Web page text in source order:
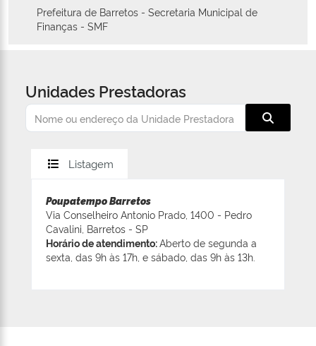
Prefeitura de Barretos - Secretaria Municipal de
Finanças - SMF
Unidades Prestadoras
Listagem
Poupatempo Barretos
Via Conselheiro Antonio Prado, 1400 - Pedro
Cavalini, Barretos - SP
Horário de atendimento:Aberto de segunda a
sexta, das 9h às 17h, e sábado, das 9h às 13h.